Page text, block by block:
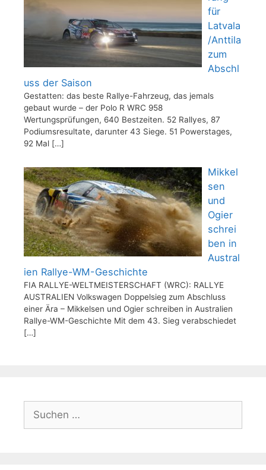
für
Latvala
/Anttila
zum
Abschl
uss der Saison
Gestatten: das beste Rallye-Fahrzeug, das jemals
gebaut wurde – der Polo R WRC 958
Wertungsprüfungen, 640 Bestzeiten. 52 Rallyes, 87
Podiumsresultate, darunter 43 Siege. 51 Powerstages,
92 Mal […]
Mikkel
sen
und
Ogier
schrei
ben in
Austral
ien Rallye-WM-Geschichte
FIA RALLYE-WELTMEISTERSCHAFT (WRC): RALLYE
AUSTRALIEN Volkswagen Doppelsieg zum Abschluss
einer Ära – Mikkelsen und Ogier schreiben in Australien
Rallye-WM-Geschichte Mit dem 43. Sieg verabschiedet
[…]
nach: